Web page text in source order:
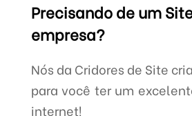
Precisando de um
empresa?
Nós da Cridores de Site
para você ter um
internet!